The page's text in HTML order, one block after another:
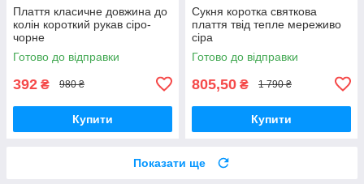
Плаття класичне довжина до
колін короткий рукав сіро-
чорне
Готово до відправки
392 ₴ 980 ₴
Купити
Сукня коротка святкова
плаття твід тепле мереживо
сіра
Готово до відправки
805,50 ₴ 1 790 ₴
Купити
Показати ще